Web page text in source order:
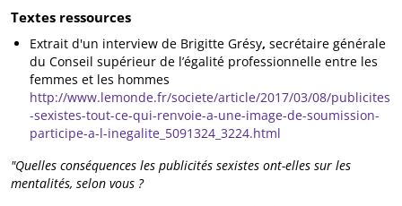
Textes ressources
Extrait d'un interview de Brigitte Grésy, secrétaire générale
du Conseil supérieur de l’égalité professionnelle entre les
femmes et les hommes
http://www.lemonde.fr/societe/article/2017/03/08/publicites
-sexistes-tout-ce-qui-renvoie-a-une-image-de-soumission-
participe-a-l-inegalite_5091324_3224.html
"Quelles conséquences les publicités sexistes ont-elles sur les
mentalités, selon vous ?